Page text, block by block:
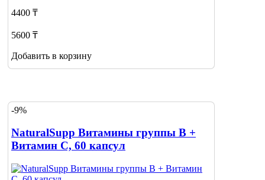
4400 ₸
5600 ₸
Добавить в корзину
-9%
NaturalSupp Витамины группы В +
Витамин С, 60 капсул